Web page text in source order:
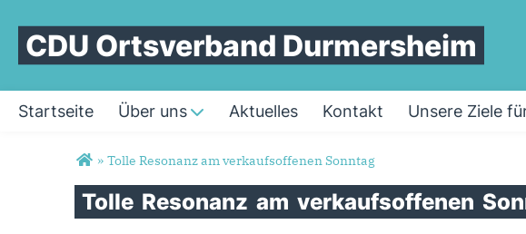
CDU Ortsverband Durmersheim
Startseite Über uns Aktuelles Kontakt Unsere Ziele
Sie sind hier
» Tolle Resonanz am verkaufsoffenen Sonntag
Tolle Resonanz am verkaufsoffenen